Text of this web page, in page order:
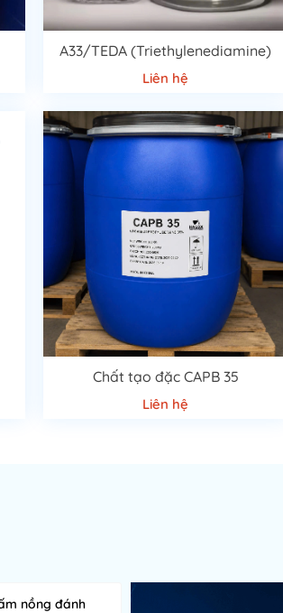
A33/TEDA (Triethylenediamine)
Liên hệ
Chất tạo đặc CAPB 35
Liên hệ
nồng đánh